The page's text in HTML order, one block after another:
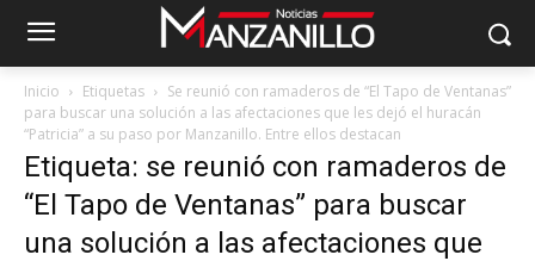
Inicio Etiquetas
Se reunió con ramaderos de “El Tapo de Ventanas”
para buscar una solución a las afectaciones que les dejó el huracán
“Patricia” a su paso por Manzanillo. Entre ellos destacan
Etiqueta: se reunió con ramaderos de
“El Tapo de Ventanas” para buscar
una solución a las afectaciones que